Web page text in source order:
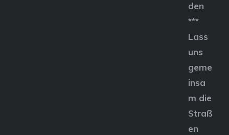
den
***
Lass
uns
geme
insa
m die
Straß
en